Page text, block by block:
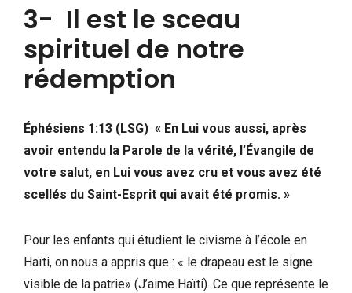
3- Il est le sceau
spirituel de notre
rédemption
Éphésiens 1:13 (LSG) « En Lui vous aussi, après
avoir entendu la Parole de la vérité, l’Évangile de
votre salut, en Lui vous avez cru et vous avez été
scellés du Saint-Esprit qui avait été promis. »
Pour les enfants qui étudient le civisme à l’école en
Haïti, on nous a appris que : « le drapeau est le signe
visible de la patrie» (J’aime Haïti). Ce que représente le